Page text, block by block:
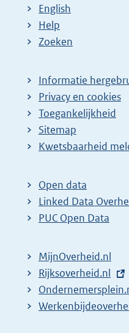
English
Help
Zoeken
Informatie
Privacy en cookies
Toegankelijkheid
Sitemap
E
t
e
r
l
i
n
k
Kwetsbaarheid
Open data
Linked Data
PUC Open Data
MijnOverheid.nl
E
x
t
Rijksoverheid.nl
E
x
E